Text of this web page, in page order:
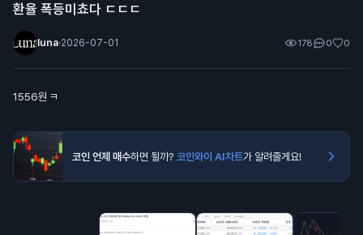
환율 폭등미쵸다 ㄷㄷㄷ
luna·2026-07-01 178 0 0
1556원 ㅋ
코인 언제 매수하면 될까? 코인와이 AI차트가 알려줄게요!